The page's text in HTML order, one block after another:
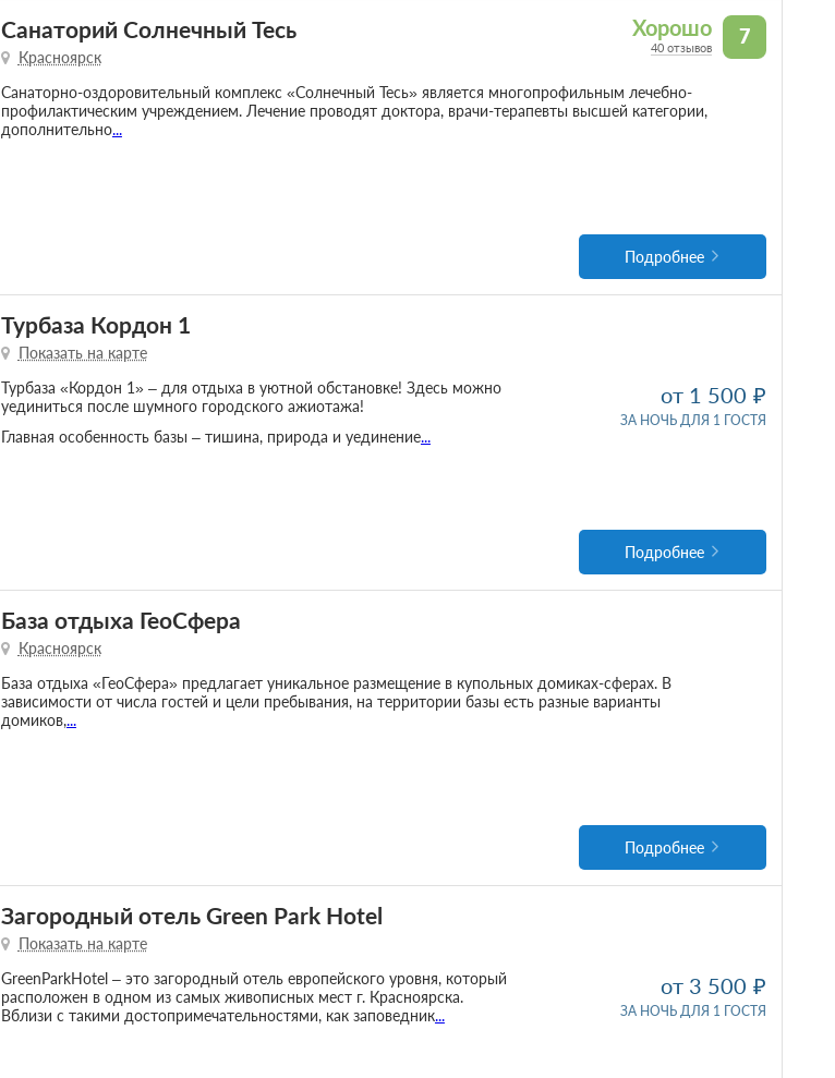
7
Хорошо
40 отзывов
Санаторий Солнечный Тесь
Красноярск
Санаторно-оздоровительный комплекс «Солнечный Тесь» является многопрофильным лечебно-
профилактическим учреждением. Лечение проводят доктора, врачи-терапевты высшей категории,
дополнительно...
Подробнее
Турбаза Кордон 1
Показать на карте
Турбаза «Кордон 1» – для отдыха в уютной обстановке! Здесь можно
уединиться после шумного городского ажиотажа!
Главная особенность базы – тишина, природа и уединение...
от 1 500
ЗА НОЧЬ ДЛЯ 1 ГОСТЯ
Подробнее
База отдыха ГеоСфера
Красноярск
База отдыха «ГеоСфера» предлагает уникальное размещение в купольных домиках-сферах. В
зависимости от числа гостей и цели пребывания, на территории базы есть разные варианты
домиков,...
Подробнее
Загородный отель Green Park Hotel
Показать на карте
GreenParkHotel – это загородный отель европейского уровня, который
расположен в одном из самых живописных мест г. Красноярска.
Вблизи с такими достопримечательностями, как заповедник...
от 3 500
ЗА НОЧЬ ДЛЯ 1 ГОСТЯ